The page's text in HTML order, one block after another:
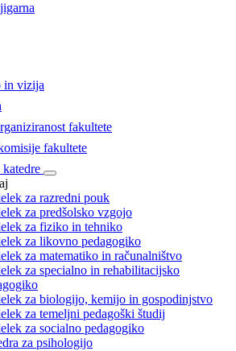
in vizija
fakultete
fakultete
za razredni pouk
za predšolsko vzgojo
za fiziko in tehniko
za likovno pedagogiko
za matematiko in računalništvo
za specialno in rehabilitacijsko
za biologijo, kemijo in gospodinjstvo
za temeljni pedagoški študij
za socialno pedagogiko
za psihologijo